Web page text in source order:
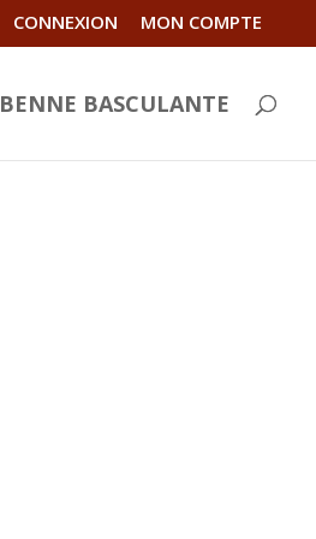
CONNEXION MON COMPTE
BENNE BASCULANTE